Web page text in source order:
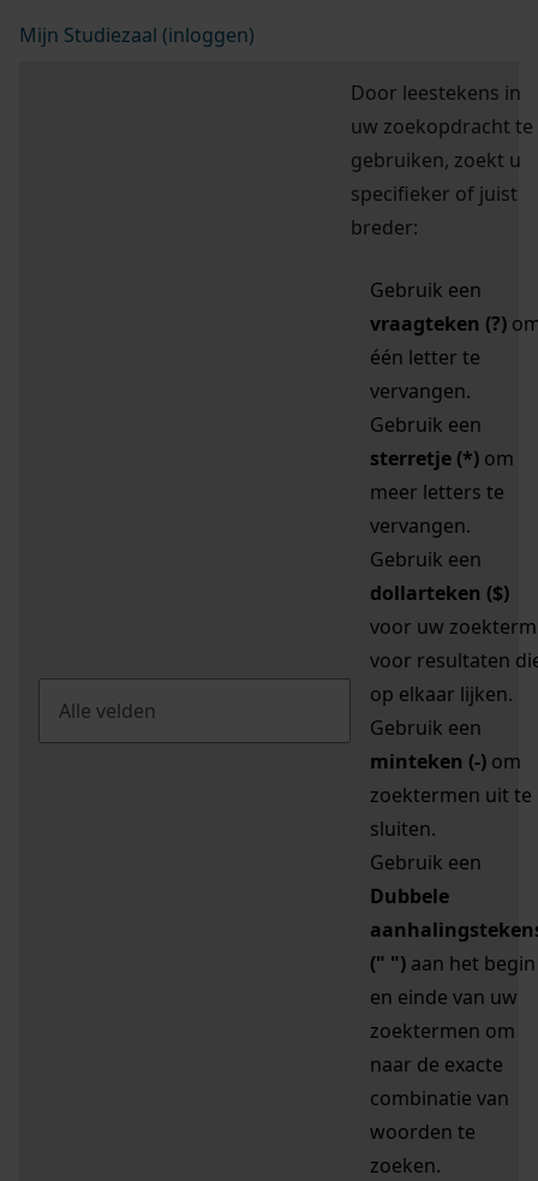
Mijn Studiezaal (inloggen)
Door leestekens in
uw zoekopdracht te
gebruiken, zoekt u
specifieker of juist
breder:
Gebruik een
vraagteken (?)
één letter te
vervangen.
Gebruik een
sterretje (*) om
meer letters te
vervangen.
Gebruik een
dollarteken ($)
voor uw zoekterm
voor resultaten
op elkaar lijken.
Gebruik een
minteken (-) om
zoektermen uit te
sluiten.
Gebruik een
Dubbele
(" ") aan het begin
en einde van uw
zoektermen om
naar de exacte
combinatie van
woorden te
zoeken.